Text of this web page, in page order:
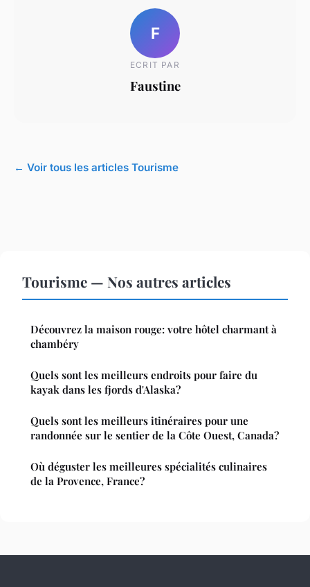
F
ECRIT PAR
Faustine
← Voir tous les articles Tourisme
Tourisme — Nos autres articles
Découvrez la maison rouge: votre hôtel charmant à
chambéry
Quels sont les meilleurs endroits pour faire du
kayak dans les fjords d'Alaska?
Quels sont les meilleurs itinéraires pour une
randonnée sur le sentier de la Côte Ouest, Canada?
Où déguster les meilleures spécialités culinaires
de la Provence, France?